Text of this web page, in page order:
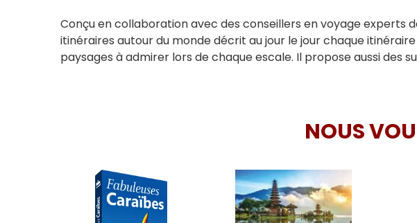
Conçu en collaboration avec des conseillers en voyage experts
itinéraires autour du monde décrit au jour le jour chaque
paysages à admirer lors de chaque escale. Il propose aussi
NOUS